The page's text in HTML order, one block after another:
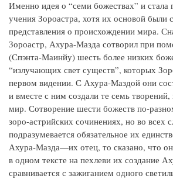
Именно идея о “семи божествах” и стала
учения Зороастра, хотя их основой были
представления о происхождении мира.
Зороастр, Ахура-Мазда сотворил при
(Спэнта-Маинйу) шесть более низких
“излучающих свет существ”, которых
первом видении. С Ахура-Маздой они
и вместе с ним создали те семь
мир. Сотворение шести божеств по-
зоро-астрийских сочинениях, но во всех
подразумевается обязательное их
Ахура-Мазда—их отец, то сказано, что
в одном тексте на пехлеви их создание
сравнивается с зажиганием одного